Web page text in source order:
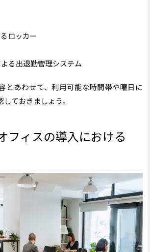
ロッカー
る出退勤管理システム
とあわせて、利用可能な時間帯や曜日に
ておきましょう。
フィスの導入における